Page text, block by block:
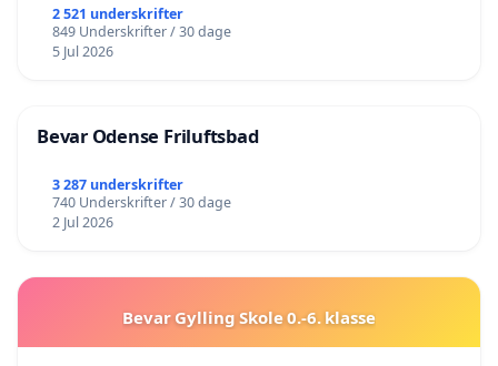
2 521 underskrifter
849 Underskrifter / 30 dage
5 Jul 2026
Bevar Odense Friluftsbad
3 287 underskrifter
740 Underskrifter / 30 dage
2 Jul 2026
Bevar Gylling Skole 0.-6. klasse